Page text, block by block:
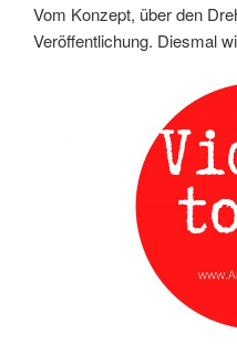
Vom Konzept, über den
Veröffentlichung. Diesmal